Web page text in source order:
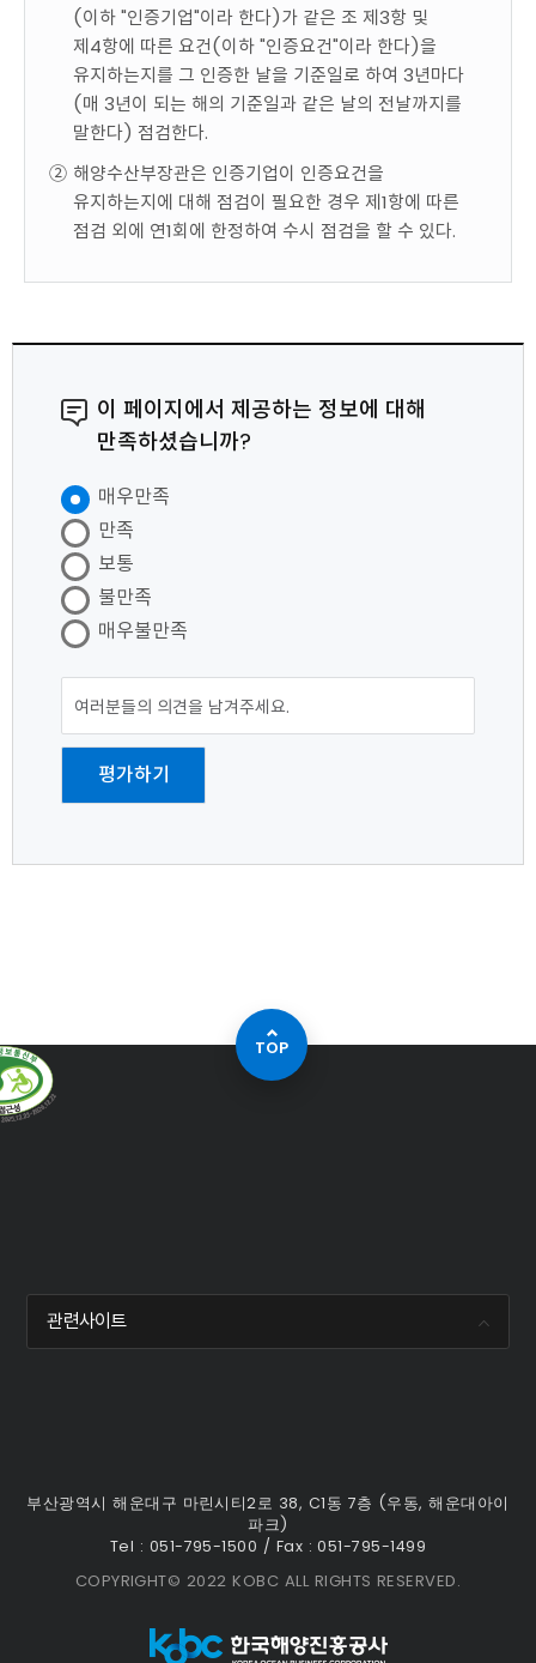
(이하 "인증기업"이라 한다)가 같은 조 제3항 및
제4항에 따른 요건(이하 "인증요건"이라 한다)을
유지하는지를 그 인증한 날을 기준일로 하여 3년마다
(매 3년이 되는 해의 기준일과 같은 날의 전날까지를
말한다) 점검한다.
② 해양수산부장관은 인증기업이 인증요건을
유지하는지에 대해 점검이 필요한 경우 제1항에 따른
점검 외에 연1회에 한정하여 수시 점검을 할 수 있다.
이 페이지에서 제공하는 정보에 대해
만족하셨습니까?
매우만족
만족
보통
불만족
매우불만족
부산광역시 해운대구 마린시티2로 38, C1동 7층 (우동, 해운대아이
파크)
Tel : 051-795-1500 / Fax : 051-795-1499
COPYRIGHT© 2022 KOBC ALL RIGHTS RESERVED.
관련사이트
TOP